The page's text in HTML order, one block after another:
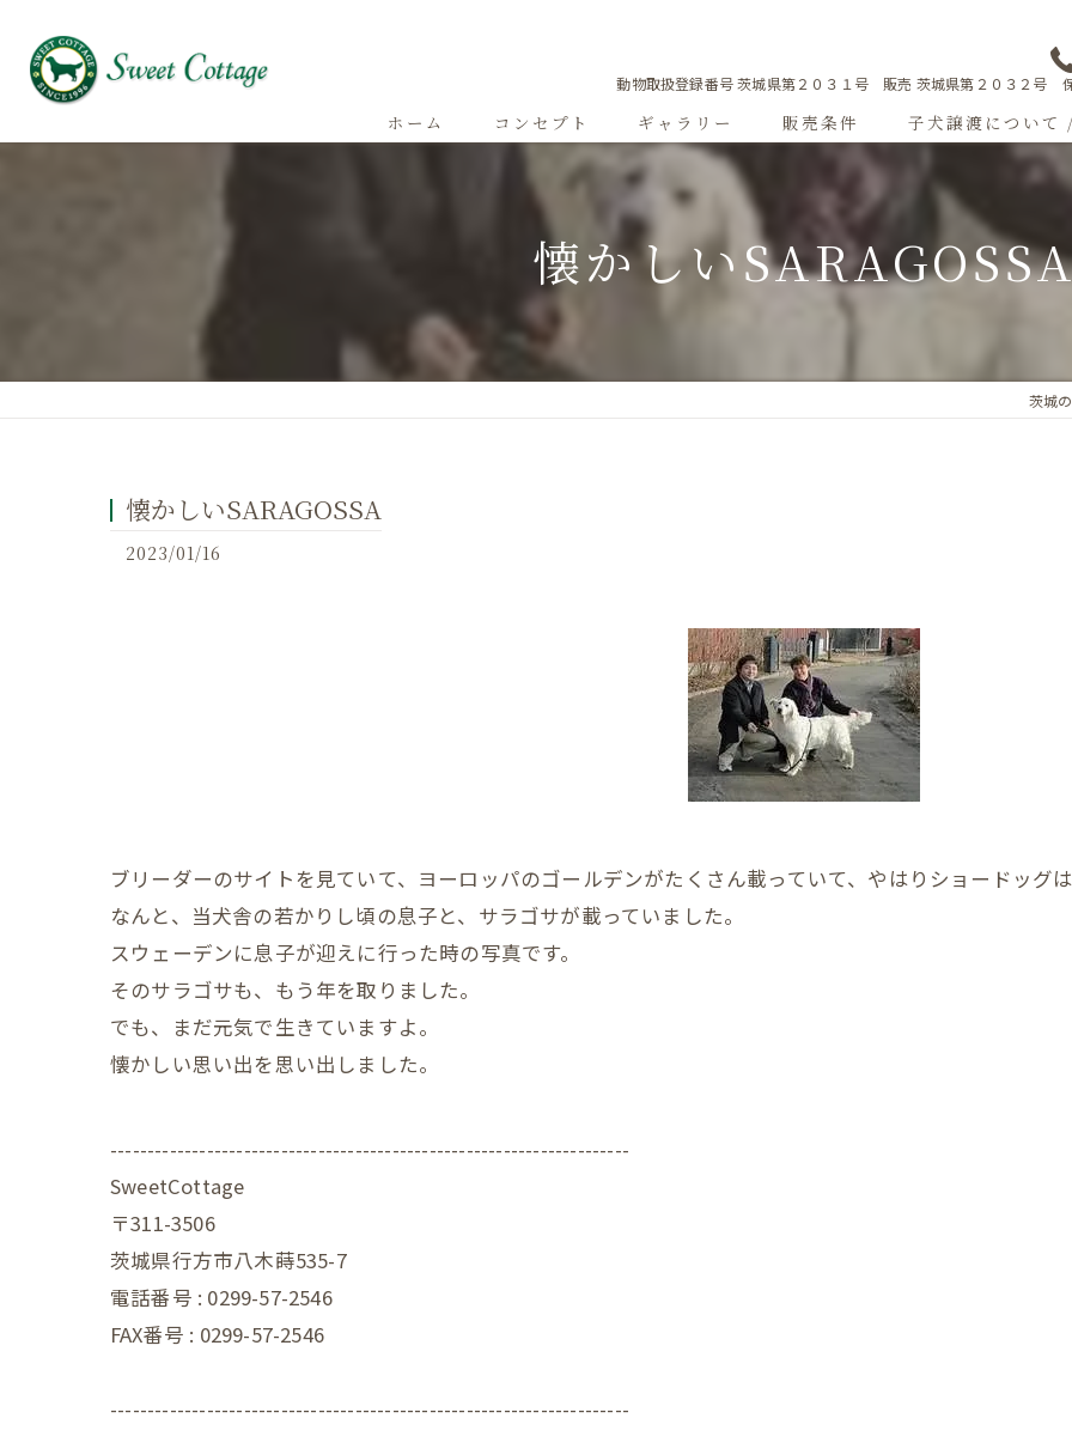
動物取扱登録番号 茨城県第２０３１号 販売 茨城県第２０３２号
ホーム コンセプト ギャラリー
Sweetgallery
成犬紹介
販売条件 子犬譲渡について
懐かしい
茨城
懐かしいSARAGOSSA
2023/01/16
ブリーダーのサイトを見ていて、ヨーロッパのゴールデンがたくさん載っていて、やはりショードッグ
なんと、当犬舎の若かりし頃の息子と、サラゴサが載っていました。
スウェーデンに息子が迎えに行った時の写真です。
そのサラゴサも、もう年を取りました。
でも、まだ元気で生きていますよ。
懐かしい思い出を思い出しました。
----------------------------------------------------------------------
SweetCottage
〒311-3506
茨城県行方市八木蒔535-7
電話番号 : 0299-57-2546
FAX番号 : 0299-57-2546
----------------------------------------------------------------------